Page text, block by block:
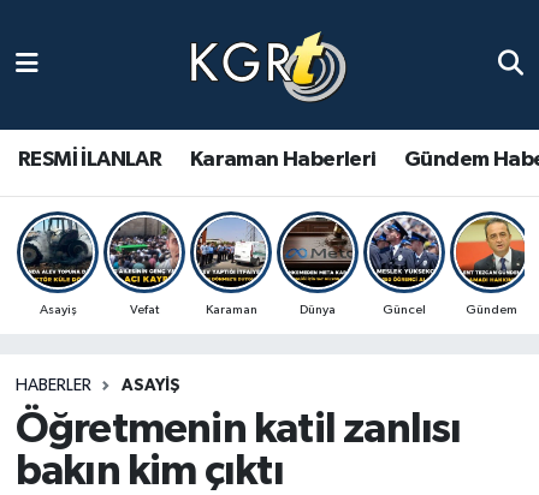
RESMİ İLANLAR Karaman Haberleri Gündem
Asayiş Vefat Karaman Dünya Güncel Gündem
HABERLER ASAYIŞ
Öğretmenin katil zanlısı
bakın kim çıktı
Gündem Haberleri
Güncel Haberler
Spor Haberleri
Ulusal Haberler
Vefat Edenler